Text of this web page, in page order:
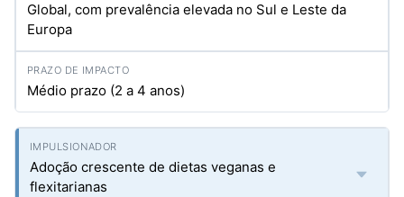
Global, com prevalência elevada no Sul e Leste da
Europa
Médio prazo (2 a 4 anos)
Adoção crescente de dietas veganas e
flexitarianas